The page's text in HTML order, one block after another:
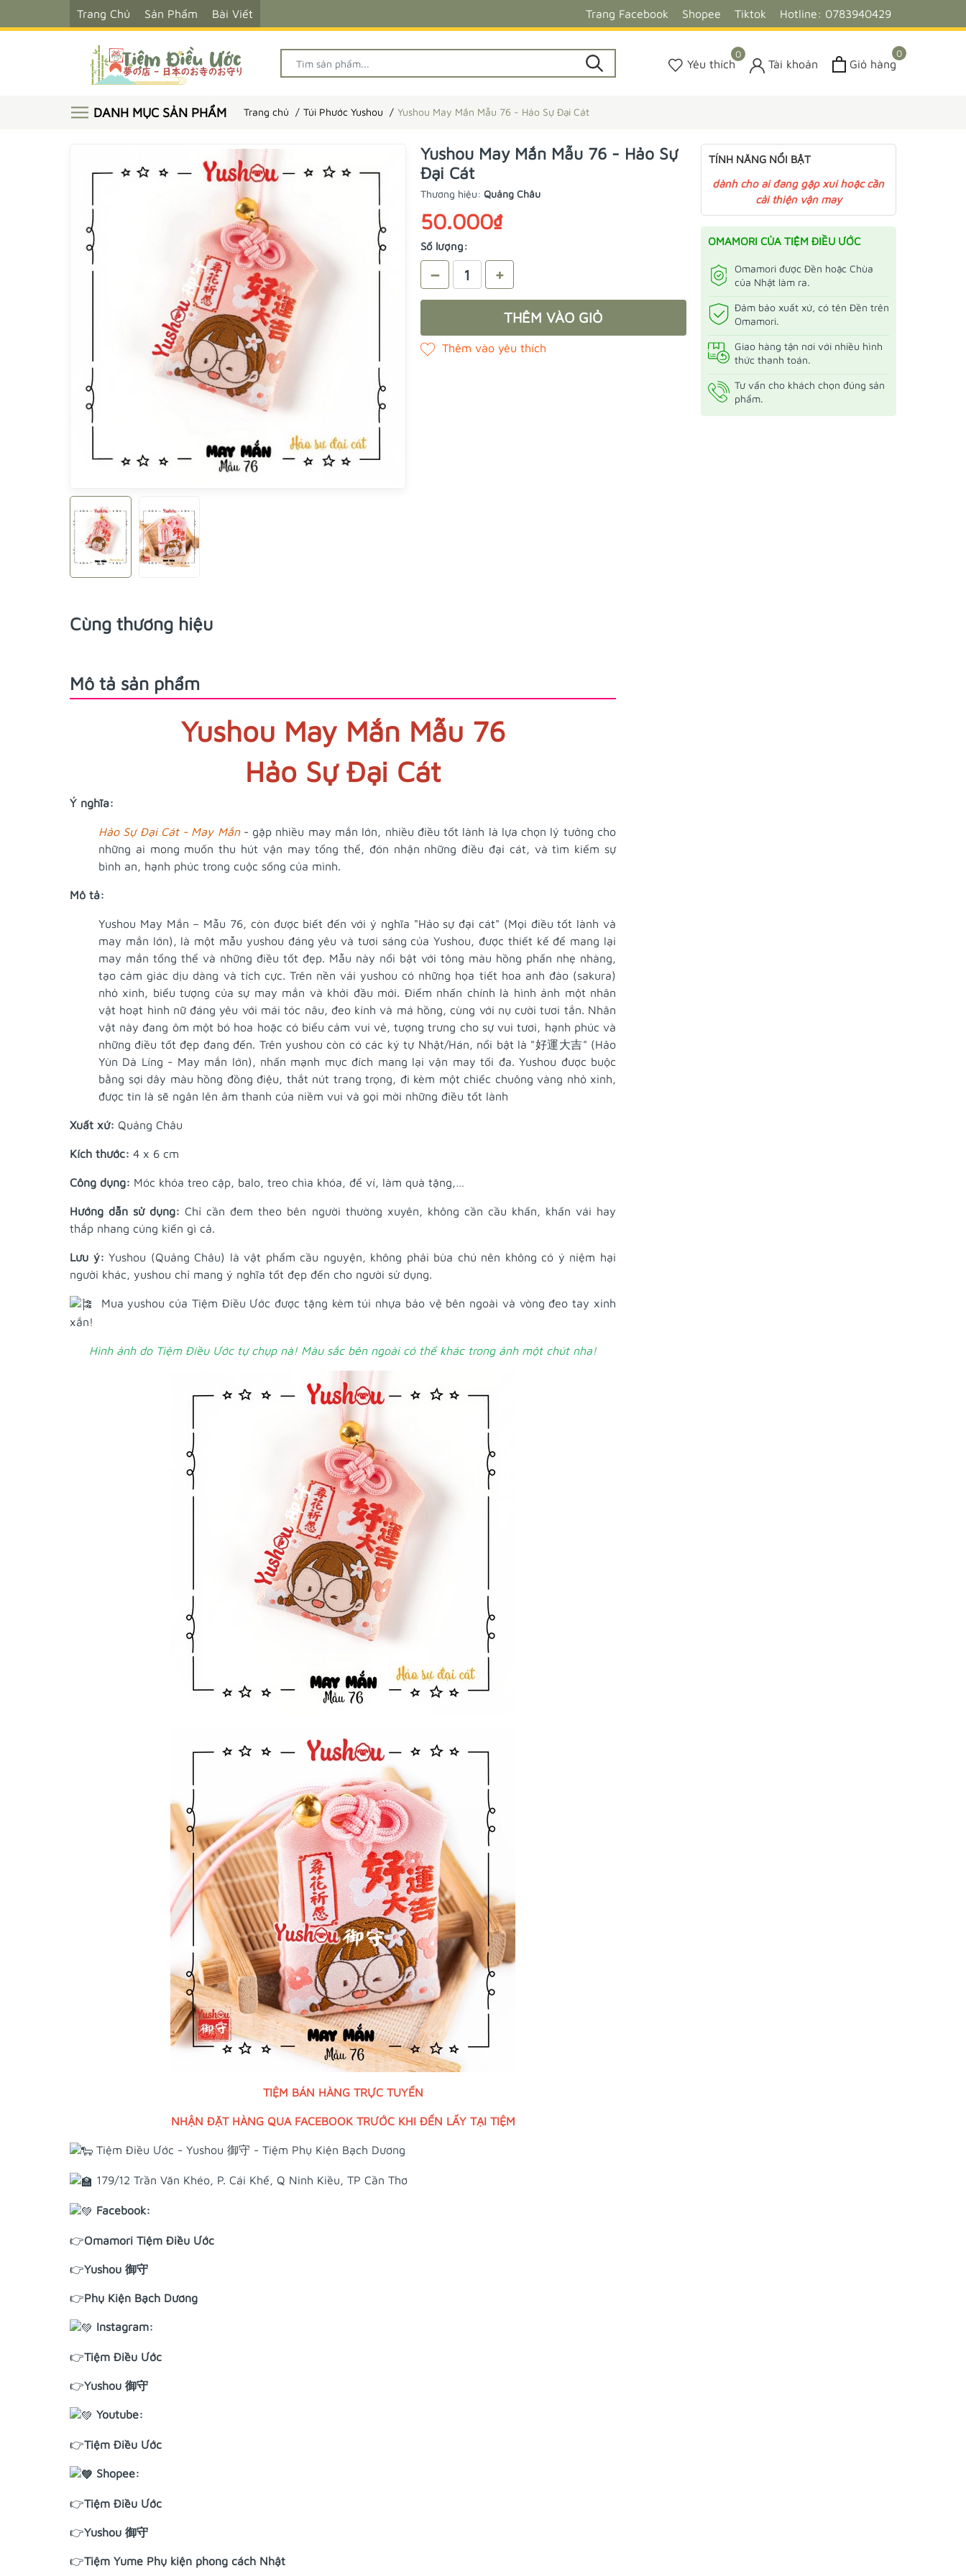
Trang Chủ Sản Phẩm Bài Viết Trang Facebook Shopee Tiktok Hotline: 0783940429
0
Yêu thích Tài khoản
0
Giỏ hàng
DANH MỤC SẢN PHẨM Trang chủ Túi Phước Yushou Yushou May Mắn Mẫu 76 - Hảo Sự Đại Cát
Yushou May Mắn Mẫu 76 - Hảo Sự
Đại Cát
Thương hiệu: Quảng Châu
50.000₫
Số lượng:
– +
THÊM VÀO GIỎ
TÍNH NĂNG NỔI BẬT
dành cho ai đang gặp xui hoặc cần
cải thiện vận may
OMAMORI CỦA TIỆM ĐIỀU ƯỚC
Omamori được Đền hoặc Chùa
của Nhật làm ra.
Đảm bảo xuất xứ, có tên Đền trên
Omamori.
Giao hàng tận nơi với nhiều hình
thức thanh toán.
Tư vấn cho khách chọn đúng sản
phẩm.
Cùng thương hiệu
Mô tả sản phẩm
Yushou May Mắn Mẫu 76
Hảo Sự Đại Cát
Ý nghĩa:
Hảo Sự Đại Cát - May Mắn- gặp nhiều may mắn lớn, nhiều điều tốt lành là lựa chọn lý tưởng cho
những ai mong muốn thu hút vận may tổng thể, đón nhận những điều đại cát, và tìm kiếm sự
bình an, hạnh phúc trong cuộc sống của mình.
Mô tả:
Yushou May Mắn – Mẫu 76, còn được biết đến với ý nghĩa "Hảo sự đại cát" (Mọi điều tốt lành và
may mắn lớn), là một mẫu yushou đáng yêu và tươi sáng của Yushou, được thiết kế để mang lại
may mắn tổng thể và những điều tốt đẹp. Mẫu này nổi bật với tông màu hồng phấn nhẹ nhàng,
tạo cảm giác dịu dàng và tích cực. Trên nền vải yushou có những họa tiết hoa anh đào (sakura)
nhỏ xinh, biểu tượng của sự may mắn và khởi đầu mới. Điểm nhấn chính là hình ảnh một nhân
vật hoạt hình nữ đáng yêu với mái tóc nâu, đeo kính và má hồng, cùng với nụ cười tươi tắn. Nhân
vật này đang ôm một bó hoa hoặc có biểu cảm vui vẻ, tượng trưng cho sự vui tươi, hạnh phúc và
những điều tốt đẹp đang đến. Trên yushou còn có các ký tự Nhật/Hán, nổi bật là "好運大吉" (Hǎo
Yùn Dà Líng - May mắn lớn), nhấn mạnh mục đích mang lại vận may tối đa. Yushou được buộc
bằng sợi dây màu hồng đồng điệu, thắt nút trang trọng, đi kèm một chiếc chuông vàng nhỏ xinh,
được tin là sẽ ngân lên âm thanh của niềm vui và gọi mời những điều tốt lành
Xuất xứ: Quảng Châu
Kích thước: 4 x 6 cm
Công dụng: Móc khóa treo cặp, balo, treo chìa khóa, để ví, làm quà tặng,…
Hướng dẫn sử dụng: Chỉ cần đem theo bên người thường xuyên, không cần cầu khấn, khấn vái hay
thắp nhang cúng kiến gì cả.
Lưu ý: Yushou (Quảng Châu) là vật phẩm cầu nguyện, không phải bùa chú nên không có ý niệm hại
người khác, yushou chỉ mang ý nghĩa tốt đẹp đến cho người sử dụng.
Mua yushou của Tiệm Điều Ước được tặng kèm túi nhựa bảo vệ bên ngoài và vòng đeo tay xinh
xắn!
Hình ảnh do Tiệm Điều Ước tự chụp nà! Màu sắc bên ngoài có thể khác trong ảnh một chút nha!
TIỆM BÁN HÀNG TRỰC TUYẾN
NHẬN ĐẶT HÀNG QUA FACEBOOK TRƯỚC KHI ĐẾN LẤY TẠI TIỆM
Tiệm Điều Ước - Yushou 御守 - Tiệm Phụ Kiện Bạch Dương
179/12 Trần Văn Khéo, P. Cái Khế, Q Ninh Kiều, TP Cần Thơ
Facebook:
👉Omamori Tiệm Điều Ước
👉Yushou 御守
👉Phụ Kiện Bạch Dương
Instagram:
👉Tiệm Điều Ước
👉Yushou 御守
Youtube:
👉Tiệm Điều Ước
Shopee:
👉Tiệm Điều Ước
👉Yushou 御守
👉Tiệm Yume Phụ kiện phong cách Nhật